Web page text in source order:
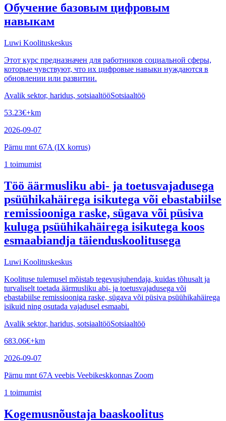
Обучение базовым цифровым
навыкам
Luwi Koolituskeskus
Этот курс предназначен для работников социальной сферы,
которые чувствуют, что их цифровые навыки нуждаются в
обновлении или развитии.
Avalik sektor, haridus, sotsiaaltööSotsiaaltöö
53.23€+km
2026-09-07
Pärnu mnt 67A (IX korrus)
1 toimumist
Töö äärmusliku abi- ja toetusvajadusega
psüühikahäirega isikutega või ebastabiilse
remissiooniga raske, sügava või püsiva
kuluga psüühikahäirega isikutega koos
esmaabiandja täienduskoolitusega
Luwi Koolituskeskus
Koolituse tulemusel mõistab tegevusjuhendaja, kuidas tõhusalt ja
turvaliselt toetada äärmusliku abi- ja toetusvajadusega või
ebastabiilse remissiooniga raske, sügava või püsiva psüühikahäirega
isikuid ning osutada vajadusel esmaabi.
Avalik sektor, haridus, sotsiaaltööSotsiaaltöö
683.06€+km
2026-09-07
Pärnu mnt 67A veebis Veebikeskkonnas Zoom
1 toimumist
Kogemusnõustaja baaskoolitus